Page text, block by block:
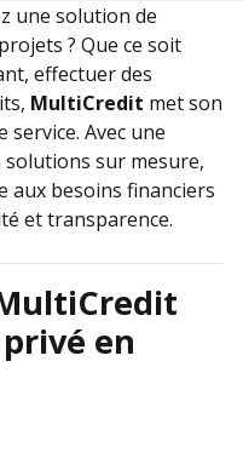
une solution de
? Que ce soit
effectuer des
MultiCredit met son
Avec une
sur mesure,
aux besoins financiers
et transparence.
en